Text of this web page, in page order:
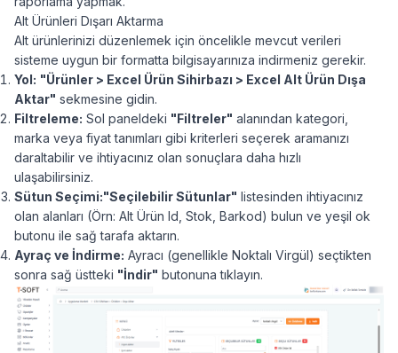
Alt Ürünleri Dışarı Aktarma
Alt ürünlerinizi düzenlemek için öncelikle mevcut verileri
sisteme uygun bir formatta bilgisayarınıza indirmeniz gerekir.
Yol: "Ürünler > Excel Ürün Sihirbazı > Excel Alt Ürün Dışa
Aktar" sekmesine gidin.
Filtreleme: Sol paneldeki "Filtreler" alanından kategori,
marka veya fiyat tanımları gibi kriterleri seçerek aramanızı
daraltabilir ve ihtiyacınız olan sonuçlara daha hızlı
ulaşabilirsiniz.
Sütun Seçimi:"Seçilebilir Sütunlar" listesinden ihtiyacınız
olan alanları (Örn: Alt Ürün Id, Stok, Barkod) bulun ve yeşil ok
butonu ile sağ tarafa aktarın.
Ayraç ve İndirme: Ayracı (genellikle Noktalı Virgül) seçtikten
sonra sağ üstteki "İndir" butonuna tıklayın.